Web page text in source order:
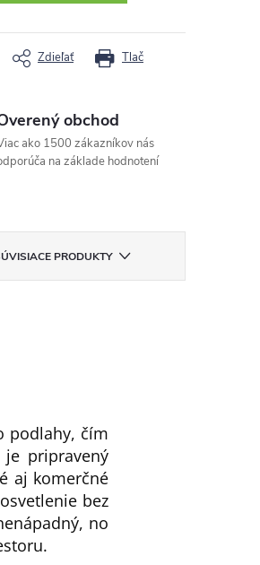
Tlač
Zdieľať
obchod
ako 1500 zákazníkov nás
na základe hodnotení
PRODUKTY
podlahy, čím
pripravený
aj komerčné
bez
no